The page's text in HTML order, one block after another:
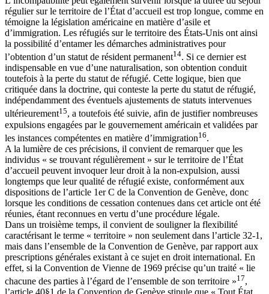
régulier sur le territoire de l’État d’accueil est trop longue, comme en
témoigne la législation américaine en matière d’asile et
d’immigration. Les réfugiés sur le territoire des États-Unis ont ainsi
la possibilité d’entamer les démarches administratives pour
l’obtention d’un statut de résident permanent14. Si ce dernier est
indispensable en vue d’une naturalisation, son obtention conduit
toutefois à la perte du statut de réfugié. Cette logique, bien que
critiquée dans la doctrine, qui conteste la perte du statut de réfugié,
indépendamment des éventuels ajustements de statuts intervenues
ultérieurement15, a toutefois été suivie, afin de justifier nombreuses
expulsions engagées par le gouvernement américain et validées par
les instances compétentes en matière d’immigration16.
A la lumière de ces précisions, il convient de remarquer que les
individus « se trouvant régulièrement » sur le territoire de l’État
d’accueil peuvent invoquer leur droit à la non-expulsion, aussi
longtemps que leur qualité de réfugié existe, conformément aux
dispositions de l’article 1er C de la Convention de Genève, donc
lorsque les conditions de cessation contenues dans cet article ont été
réunies, étant reconnues en vertu d’une procédure légale.
Dans un troisième temps, il convient de souligner la flexibilité
caractérisant le terme « territoire » non seulement dans l’article 32-1,
mais dans l’ensemble de la Convention de Genève, par rapport aux
prescriptions générales existant à ce sujet en droit international. En
effet, si la Convention de Vienne de 1969 précise qu’un traité « lie
chacune des parties à l’égard de l’ensemble de son territoire »17,